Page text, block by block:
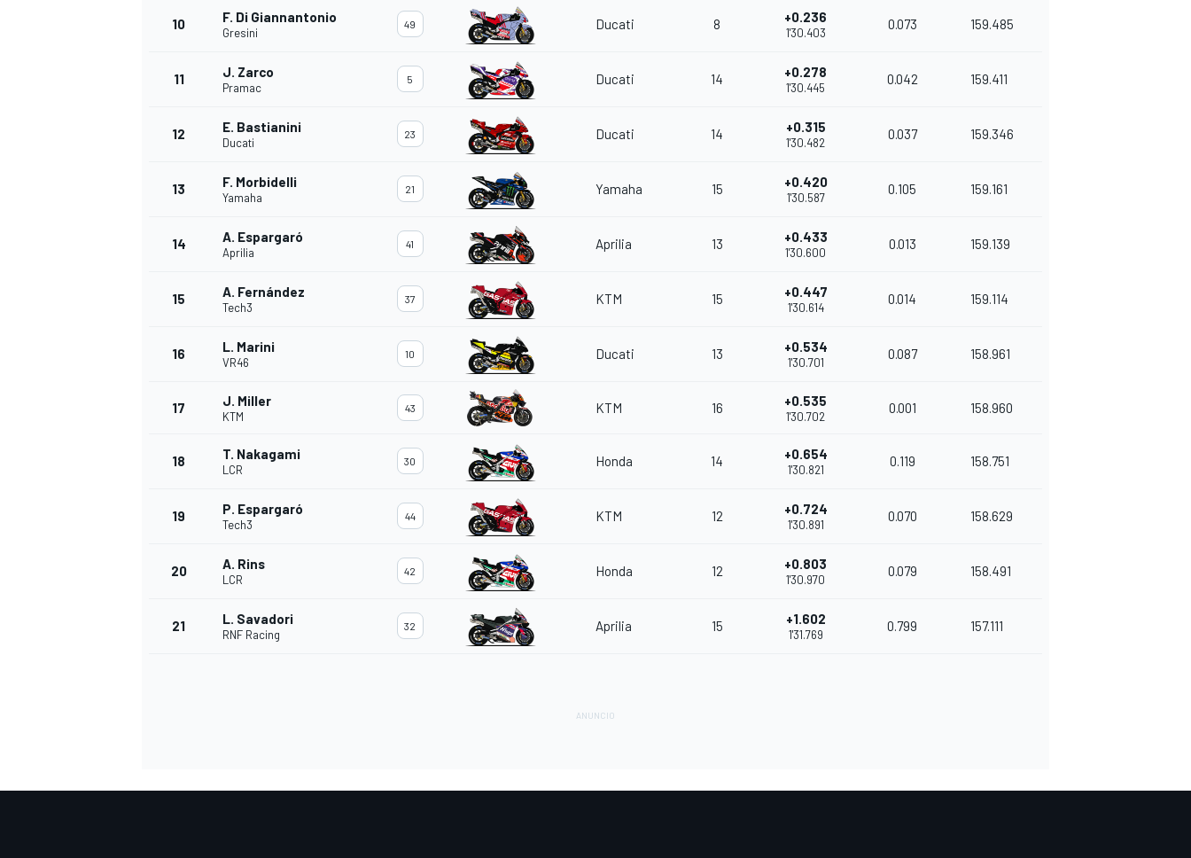
10 F. Di Giannantonio
Gresini
49 Ducati 8 +0.236
1'30.403
0.073 159.485
11 J. Zarco
Pramac
5 Ducati 14 +0.278
1'30.445
0.042 159.411
12 E. Bastianini
Ducati
23 Ducati 14 +0.315
1'30.482
0.037 159.346
13 F. Morbidelli
Yamaha
21 Yamaha 15 +0.420
1'30.587
0.105 159.161
14 A. Espargaró
Aprilia
41 Aprilia 13 +0.433
1'30.600
0.013 159.139
15 A. Fernández
Tech3
37 KTM 15 +0.447
1'30.614
0.014 159.114
16 L. Marini
VR46
10 Ducati 13 +0.534
1'30.701
0.087 158.961
17 J. Miller
KTM
43 KTM 16 +0.535
1'30.702
0.001 158.960
18 T. Nakagami
LCR
30 Honda 14 +0.654
1'30.821
0.119 158.751
19 P. Espargaró
Tech3
44 KTM 12 +0.724
1'30.891
0.070 158.629
20 A. Rins
LCR
42 Honda 12 +0.803
1'30.970
0.079 158.491
21 L. Savadori
RNF Racing
32 Aprilia 15 +1.602
1'31.769
0.799 157.111